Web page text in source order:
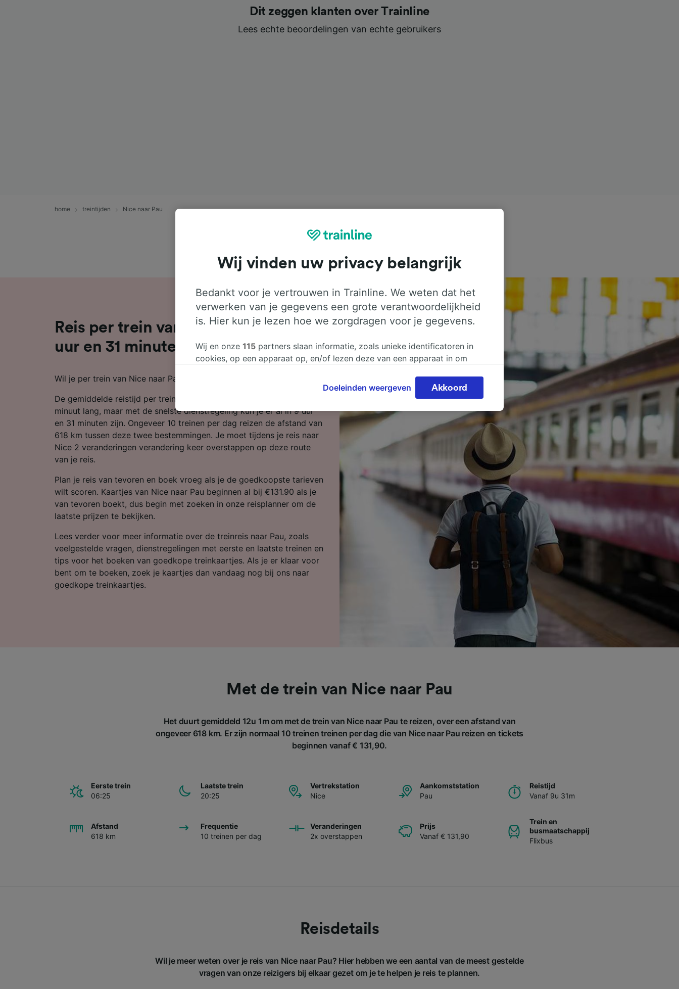
Dit zeggen klanten over Trainline
Lees echte beoordelingen van echte gebruikers
home treintijden Nice naar Pau
Reis per trein van Nice naar Pau in 9
uur en 31 minuten
Wil je per trein van Nice naar Pau reizen? Dan ben je op de juiste plek!
De gemiddelde reistijd per trein van Nice naar Pau is 12 uur en 1
minuut lang, maar met de snelste dienstregeling kun je er al in 9 uur
en 31 minuten zijn. Ongeveer 10 treinen per dag reizen de afstand van
618 km tussen deze twee bestemmingen. Je moet tijdens je reis naar
Nice 2 veranderingen verandering keer overstappen op deze route
van je reis.
Plan je reis van tevoren en boek vroeg als je de goedkoopste tarieven
wilt scoren. Kaartjes van Nice naar Pau beginnen al bij €131.90 als je
van tevoren boekt, dus begin met zoeken in onze reisplanner om de
laatste prijzen te bekijken.
Lees verder voor meer informatie over de treinreis naar Pau, zoals
veelgestelde vragen, dienstregelingen met eerste en laatste treinen en
tips voor het boeken van goedkope treinkaartjes. Als je er klaar voor
bent om te boeken, zoek je kaartjes dan vandaag nog bij ons naar
goedkope treinkaartjes.
Met de trein van Nice naar Pau
Het duurt gemiddeld 12u 1m om met de trein van Nice naar Pau te reizen, over een afstand van
ongeveer 618 km. Er zijn normaal 10 treinen treinen per dag die van Nice naar Pau reizen en tickets
beginnen vanaf € 131,90.
Eerste trein
06:25
Laatste trein
20:25
Vertrekstation
Nice
Aankomststation
Pau
Reistijd
Vanaf 9u 31m
Afstand
618 km
Frequentie
10 treinen per dag
Veranderingen
2x overstappen
Prijs
Vanaf € 131,90
Trein en
busmaatschappij
Flixbus
Reisdetails
Wil je meer weten over je reis van Nice naar Pau? Hier hebben we een aantal van de meest gestelde
vragen van onze reizigers bij elkaar gezet om je te helpen je reis te plannen.
Wij vinden uw privacy belangrijk
Bedankt voor je vertrouwen in Trainline. We weten dat het
verwerken van je gegevens een grote verantwoordelijkheid
is. Hier kun je lezen hoe we zorgdragen voor je gegevens.
Wij en onze 115 partners slaan informatie, zoals unieke identificatoren in
cookies, op een apparaat op, en/of lezen deze van een apparaat in om
wijzigen door hieronder te klikken. Daaronder valt ook je recht om
bezwaar te maken in alle gevallen dat er voor de verwerking een beroep
elk moment wijzigen op de pagina met onze privacyverklaring. Deze
keuzes worden aan onze partners doorgegeven en hebben geen invloed
op browsegegevens. Je gegevens worden niet gebruikt voor tracking als
je ons hebt gevraagd om je niet te volgen.
Wij en onze partners verwerken gegevens voor de volgende doeleinden:
Precieze geolocatiegegevens gebruiken. De apparaatkenmerken actief
scannen ter identificatie. Informatie op een apparaat opslaan en/of
openen. Gepersonaliseerde advertenties en content, advertentie- en
contentmetingen, doelgroepenonderzoek en ontwikkeling van diensten.
Partnerlijst (derden)
Doeleinden weergeven Akkoord